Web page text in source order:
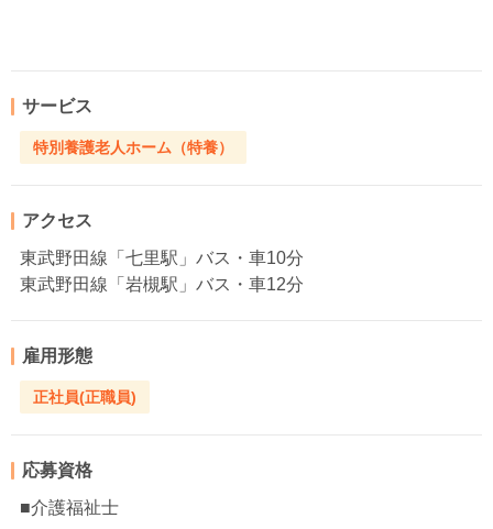
サービス
特別養護老人ホーム（特養）
アクセス
東武野田線「七里駅」バス・車10分
東武野田線「岩槻駅」バス・車12分
雇用形態
正社員(正職員)
応募資格
■介護福祉士